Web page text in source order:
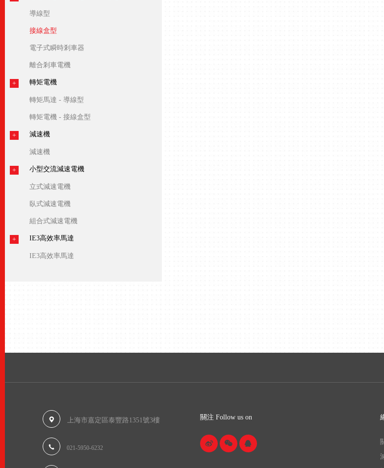
導線型
接線盒型
電子式瞬時剎車器
離合剎車電機
轉矩電機
轉矩馬達 - 導線型
轉矩電機 - 接線盒型
減速機
減速機
小型交流減速電機
立式減速電機
臥式減速電機
組合式減速電機
IE3高效率馬達
IE3高效率馬達
上海市嘉定區泰豐路1351號3樓
021-5950-6232
關注 Follow us on